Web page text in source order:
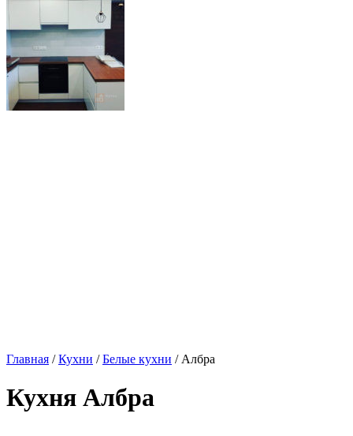
Главная /Кухни /Белые кухни / Албра
Кухня Албра